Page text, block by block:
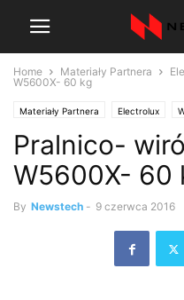
Home Materiały Partnera
W5600X- 60 kg
Materiały Partnera Electrolux
Pralnico-
W5600X- 60
By Newstech - 9 czerwca 2016